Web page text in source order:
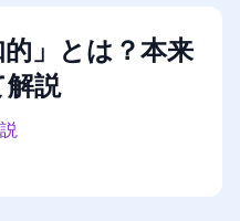
」とは？本来
解説